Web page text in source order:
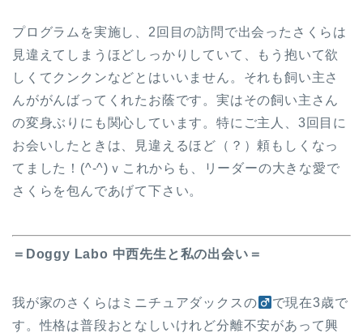
プログラムを実施し、2回目の訪問で出会ったさくらは
見違えてしまうほどしっかりしていて、もう抱いて欲
しくてクンクンなどとはいいません。それも飼い主さ
んががんばってくれたお蔭です。実はその飼い主さん
の変身ぶりにも関心しています。特にご主人、3回目に
お会いしたときは、見違えるほど（？）頼もしくなっ
てました！(^-^)ｖこれからも、リーダーの大きな愛で
さくらを包んであげて下さい。
＝Doggy Labo 中西先生と私の出会い＝
我が家のさくらはミニチュアダックスの
で現在3歳で
す。性格は普段おとなしいけれど分離不安があって興